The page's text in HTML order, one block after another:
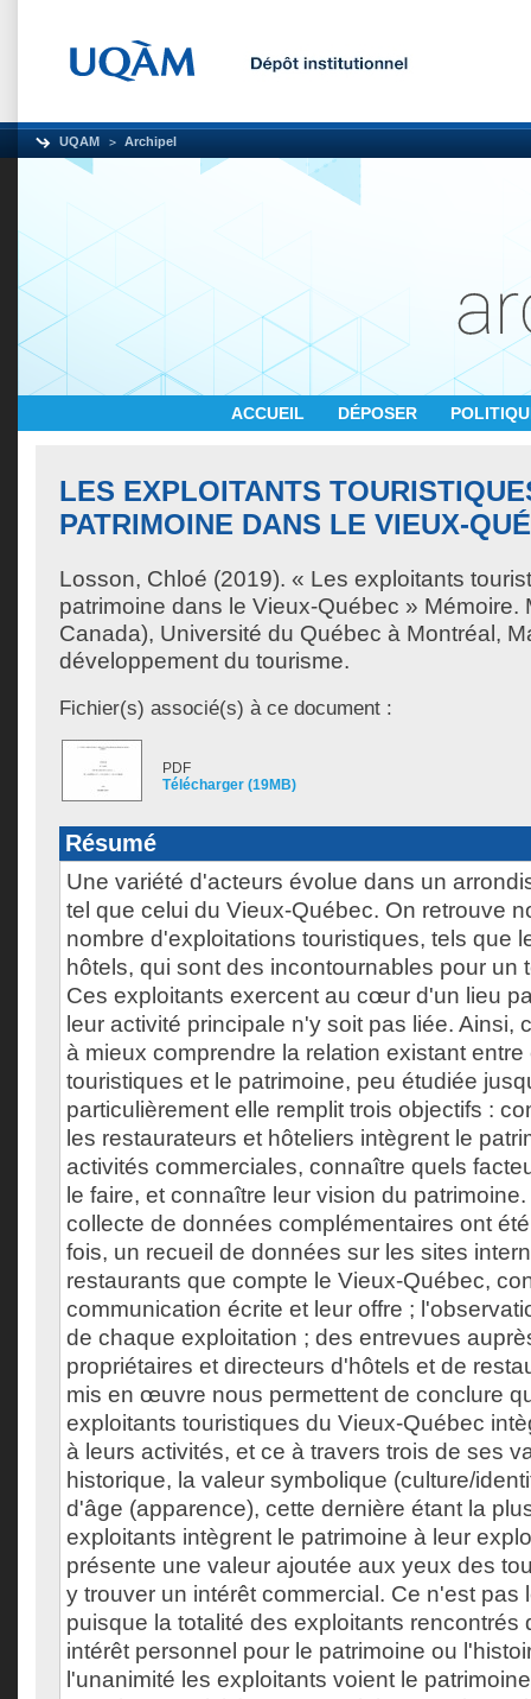
UQAM Archipel
ACCUEIL DÉPOSER
LES EXPLOITANTS
PATRIMOINE DANS LE VIEUX-
Losson, Chloé (2019). « Les exploitants
patrimoine dans le Vieux-Québec » Mémoire.
Canada), Université du Québec à Montréal,
développement du tourisme.
Fichier(s) associé(s) à ce document :
PDF
Télécharger (19MB)
Résumé
Une variété d'acteurs évolue dans un
tel que celui du Vieux-Québec. On retrouve
nombre d'exploitations touristiques, tels que
hôtels, qui sont des incontournables pour un
Ces exploitants exercent au cœur d'un lieu
leur activité principale n'y soit pas liée. Ainsi,
à mieux comprendre la relation existant
touristiques et le patrimoine, peu étudiée
particulièrement elle remplit trois objectifs :
les restaurateurs et hôteliers intègrent le
activités commerciales, connaître quels
le faire, et connaître leur vision du
collecte de données complémentaires ont
fois, un recueil de données sur les sites
restaurants que compte le Vieux-Québec,
communication écrite et leur offre ;
de chaque exploitation ; des entrevues
propriétaires et directeurs d'hôtels et de
mis en œuvre nous permettent de conclure
exploitants touristiques du Vieux-Québec
à leurs activités, et ce à travers trois de ses
historique, la valeur symbolique (culture/
d'âge (apparence), cette dernière étant la
exploitants intègrent le patrimoine à leur
présente une valeur ajoutée aux yeux des
y trouver un intérêt commercial. Ce n'est pas
puisque la totalité des exploitants rencontrés
intérêt personnel pour le patrimoine ou
l'unanimité les exploitants voient le